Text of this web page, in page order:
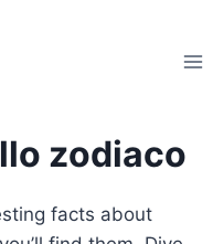
zodiaco
facts about